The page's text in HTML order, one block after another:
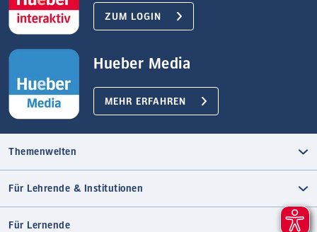
ZUM LOGIN
Hueber Media
MEHR ERFAHREN
Themenwelten
Für Lehrende & Institutionen
Für Lernende